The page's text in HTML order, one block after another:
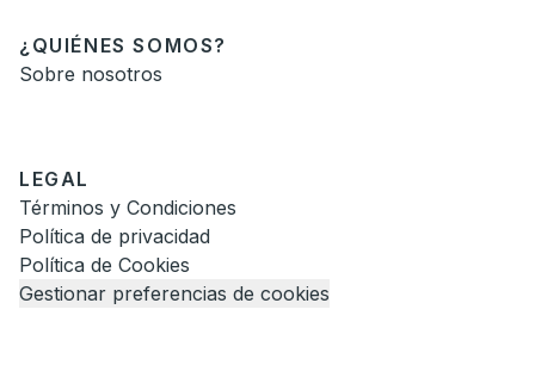
¿QUIÉNES SOMOS?
Sobre nosotros
LEGAL
Términos y Condiciones
Política de privacidad
Política de Cookies
Gestionar preferencias de cookies